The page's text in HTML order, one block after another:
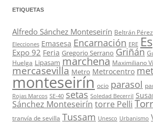
ETIQUETAS
Alfredo Sánchez Monteseirín Beltrán Pérez
Elecciones Emasesa Encarnación ERE
Expo 92 Feria Gregorio Serrano Griñán
Huelga Lipasam marchena Maximiliano
mercasevilla Metro Metrocentro
monteseirín ocio parasol
Rojas Marcos SE-40 setas Soledad Becerril
Sánchez Monteseirín torre Pelli
tranvía de sevilla Tussam Unesco Urbanismo